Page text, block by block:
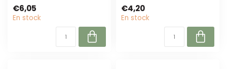
fleu...
€6,05
En stock
et par...
€4,20
En stock